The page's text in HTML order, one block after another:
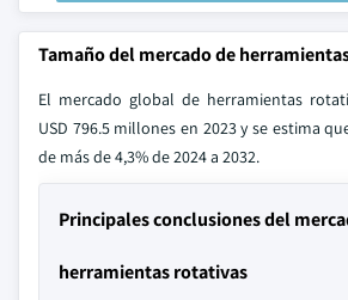
Tamaño del mercado de
El mercado global de herramientas
USD 796.5 millones en 2023 y se estima
de más de 4,3% de 2024 a 2032.
Principales conclusiones del
herramientas rotativas